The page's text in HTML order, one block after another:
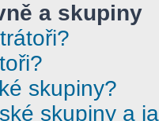
a skupiny
skupiny?
skupiny a